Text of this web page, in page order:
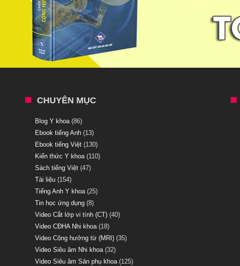
CHUYÊN MỤC
Blog Y khoa (86)
Ebook tiếng Anh (13)
Ebook tiếng Việt (130)
Kiến thức Y khoa (110)
Sách tiếng Việt (47)
Tài liệu (154)
Tiếng Anh Y khoa (25)
Tin học ứng dụng (8)
Video Cắt lớp vi tính (CT) (40)
Video CĐHA Nhi khoa (18)
Video Cộng hưởng từ (MRI) (35)
Video Siêu âm Nhi khoa (32)
Video Siêu âm Sản phụ khoa (125)